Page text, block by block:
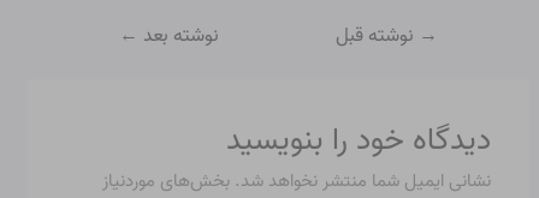
→ نوشته قبل نوشته بعد ←
دیدگاه‌ خود را بنویسید
نشانی ایمیل شما منتشر نخواهد شد. بخش‌های موردنیاز